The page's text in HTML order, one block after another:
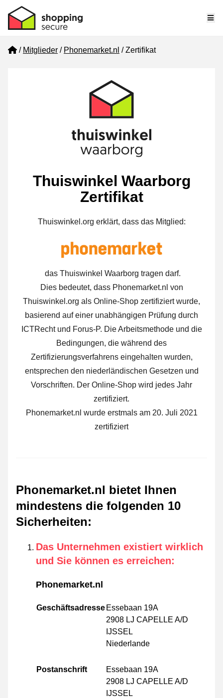
Home
Mitglieder Phonemarket.nl Zertifikat
Thuiswinkel Waarborg
Zertifikat
Thuiswinkel.org erklärt, dass das Mitglied:
das Thuiswinkel Waarborg tragen darf.
Dies bedeutet, dass Phonemarket.nl von
Thuiswinkel.org als Online-Shop zertifiziert wurde,
basierend auf einer unabhängigen Prüfung durch
ICTRecht und Forus-P. Die Arbeitsmethode und die
Bedingungen, die während des
Zertifizierungsverfahrens eingehalten wurden,
entsprechen den niederländischen Gesetzen und
Vorschriften. Der Online-Shop wird jedes Jahr
zertifiziert.
Phonemarket.nl wurde erstmals am 20. Juli 2021
zertifiziert
Phonemarket.nl bietet Ihnen
mindestens die folgenden 10
Sicherheiten:
Das Unternehmen existiert wirklich
und Sie können es erreichen:
Phonemarket.nl
Geschäftsadresse Essebaan 19A
2908 LJ CAPELLE A/D
IJSSEL
Niederlande
Postanschrift
Essebaan 19A
2908 LJ CAPELLE A/D
IJSSEL